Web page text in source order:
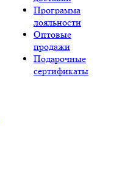
Программа
лояльности
Оптовые
продажи
Подарочные
сертификаты